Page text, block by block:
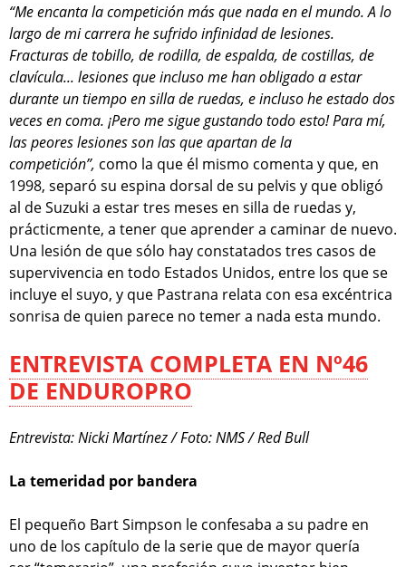
“Me encanta la competición más que nada en el mundo. A lo
largo de mi carrera he sufrido infinidad de lesiones.
Fracturas de tobillo, de rodilla, de espalda, de costillas, de
clavícula... lesiones que incluso me han obligado a estar
durante un tiempo en silla de ruedas, e incluso he estado dos
veces en coma. ¡Pero me sigue gustando todo esto! Para mí,
las peores lesiones son las que apartan de la
competición”, como la que él mismo comenta y que, en
1998, separó su espina dorsal de su pelvis y que obligó
al de Suzuki a estar tres meses en silla de ruedas y,
prácticmente, a tener que aprender a caminar de nuevo.
Una lesión de que sólo hay constatados tres casos de
supervivencia en todo Estados Unidos, entre los que se
incluye el suyo, y que Pastrana relata con esa excéntrica
sonrisa de quien parece no temer a nada esta mundo.
ENTREVISTA COMPLETA EN Nº46
DE ENDUROPRO
Entrevista: Nicki Martínez / Foto: NMS / Red Bull
La temeridad por bandera
El pequeño Bart Simpson le confesaba a su padre en
uno de los capítulo de la serie que de mayor quería